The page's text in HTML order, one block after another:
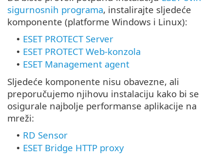
sigurnosnih programa, instalirajte sljedeće
komponente (platforme Windows i Linux):
• ESET PROTECT Server
• ESET PROTECT Web-konzola
• ESET Management agent
Sljedeće komponente nisu obavezne, ali
preporučujemo njihovu instalaciju kako bi se
osigurale najbolje performanse aplikacije na
mreži:
• RD Sensor
• ESET Bridge HTTP proxy